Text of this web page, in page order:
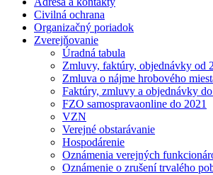
Civilná ochrana
Organizačný poriadok
Zverejňovanie
Úradná tabula
Zmluvy, faktúry, objednávky od
Zmluva o nájme hrobového
Faktúry, zmluvy a objednávky do
FZO samospravaonline do 2021
VZN
Verejné obstarávanie
Hospodárenie
Oznámenia verejných
Oznámenie o zrušení trvalého